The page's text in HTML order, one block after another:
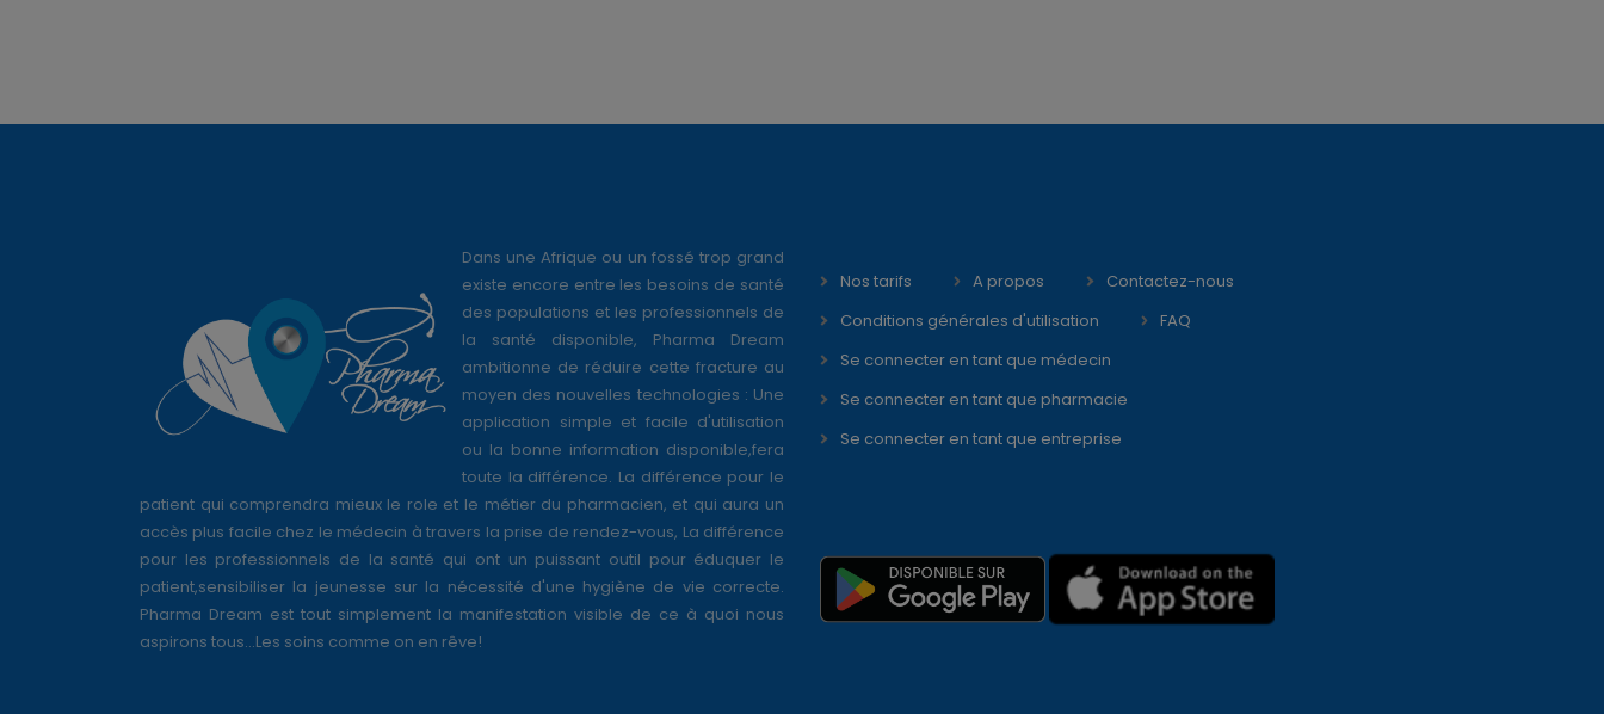
Dans une Afrique ou un fossé trop grand
existe encore entre les besoins de santé
des populations et les professionnels de
la santé disponible, Pharma Dream
ambitionne de réduire cette fracture au
moyen des nouvelles technologies : Une
application simple et facile d'utilisation
ou la bonne information disponible,fera
toute la différence. La différence pour le
patient qui comprendra mieux le role et le métier du pharmacien, et qui aura un
accès plus facile chez le médecin à travers la prise de rendez-vous, La différence
pour les professionnels de la santé qui ont un puissant outil pour éduquer le
patient,sensibiliser la jeunesse sur la nécessité d'une hygiène de vie correcte.
Pharma Dream est tout simplement la manifestation visible de ce à quoi nous
aspirons tous...Les soins comme on en rêve!
Nos tarifs A propos
Contactez-nous
Conditions générales d'utilisation
FAQ
Se connecter en tant que médecin
Se connecter en tant que pharmacie
Se connecter en tant que entreprise